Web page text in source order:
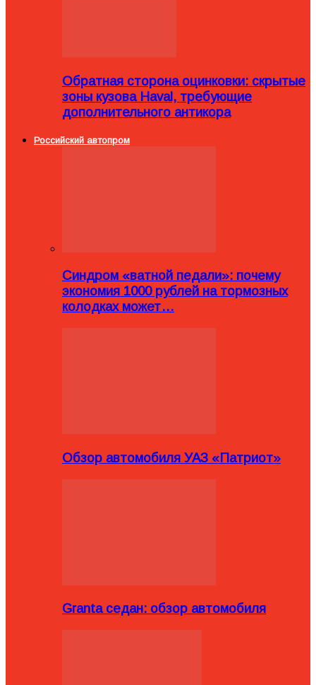
Обратная сторона оцинковки: скрытые
зоны кузова Haval, требующие
дополнительного антикора
Российский автопром
Синдром «ватной педали»: почему
экономия 1000 рублей на тормозных
колодках может…
Обзор автомобиля УАЗ «Патриот»
Granta седан: обзор автомобиля